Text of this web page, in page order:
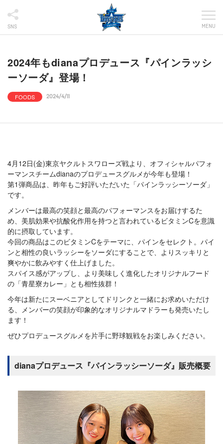
SNS MENU
2024年もdianaプロデュース『パインラッシ
ーソーダ』登場！
FOODS 2024/4/11
4月12日(金)東京ヤクルトスワローズ戦より、オフィシャルパフォ
ーマンスチームdianaのプロデュースグルメが今年も登場！
第1弾商品は、昨年もご好評いただいた「パインラッシーソーダ」
です。
メンバーは最高の笑顔と最高のパフォーマンスをお届けするた
め、美肌効果や抗酸化作用を持つと言われているビタミンCを意識
的に摂取しています。
今回の商品はこのビタミンCをテーマに、パインをセレクト。パイ
ンと相性の良いラッシーをソーダにすることで、よりスッキリと
爽やかに飲みやすく仕上げました。
スパイス感がアップし、より美味しく進化したオリジナルフード
の「青星寮カレー」とも相性抜群！
今年は新たにスーベニアとしてドリンクと一緒にお求めいただけ
る、メンバーの笑顔が印象的なオリジナルマドラーも発売いたし
ます！
ぜひプロデュースグルメを片手に野球観戦をお楽しみください。
dianaプロデュース『パインラッシーソーダ』販売概要